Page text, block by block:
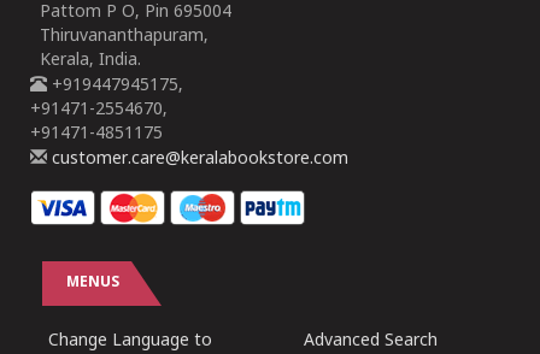
Pattom P O, Pin 695004
Thiruvananthapuram,
Kerala, India.
+919447945175,
+91471-2554670,
+91471-4851175
customer.care@keralabookstore.com
MENUS
Change Language to
Advanced Search